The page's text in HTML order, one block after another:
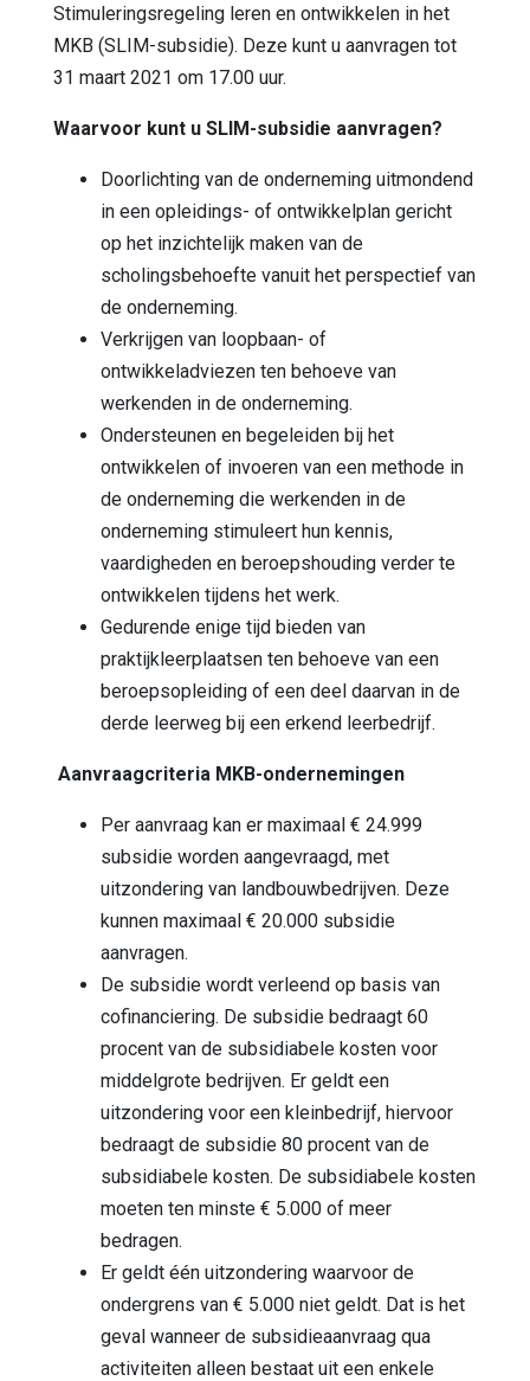
Stimuleringsregeling leren en ontwikkelen in het
MKB (SLIM-subsidie). Deze kunt u aanvragen tot
31 maart 2021 om 17.00 uur.
Waarvoor kunt u SLIM-subsidie aanvragen?
Doorlichting van de onderneming uitmondend
in een opleidings- of ontwikkelplan gericht
op het inzichtelijk maken van de
scholingsbehoefte vanuit het perspectief van
de onderneming.
Verkrijgen van loopbaan- of
ontwikkeladviezen ten behoeve van
werkenden in de onderneming.
Ondersteunen en begeleiden bij het
ontwikkelen of invoeren van een methode in
de onderneming die werkenden in de
onderneming stimuleert hun kennis,
vaardigheden en beroepshouding verder te
ontwikkelen tijdens het werk.
Gedurende enige tijd bieden van
praktijkleerplaatsen ten behoeve van een
beroepsopleiding of een deel daarvan in de
derde leerweg bij een erkend leerbedrijf.
Aanvraagcriteria MKB-ondernemingen
Per aanvraag kan er maximaal € 24.999
subsidie worden aangevraagd, met
uitzondering van landbouwbedrijven. Deze
kunnen maximaal € 20.000 subsidie
aanvragen.
De subsidie wordt verleend op basis van
cofinanciering. De subsidie bedraagt 60
procent van de subsidiabele kosten voor
middelgrote bedrijven. Er geldt een
uitzondering voor een kleinbedrijf, hiervoor
bedraagt de subsidie 80 procent van de
subsidiabele kosten. De subsidiabele kosten
moeten ten minste € 5.000 of meer
bedragen.
Er geldt één uitzondering waarvoor de
ondergrens van € 5.000 niet geldt. Dat is het
geval wanneer de subsidieaanvraag qua
activiteiten alleen bestaat uit een enkele